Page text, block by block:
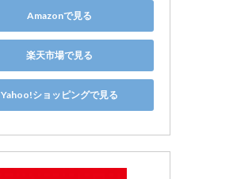
Amazonで見る
楽天市場で見る
Yahoo!ショッピングで見る